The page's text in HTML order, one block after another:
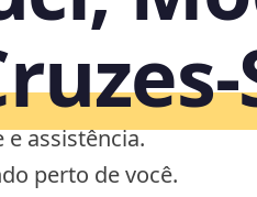
e assistência.
perto de você.